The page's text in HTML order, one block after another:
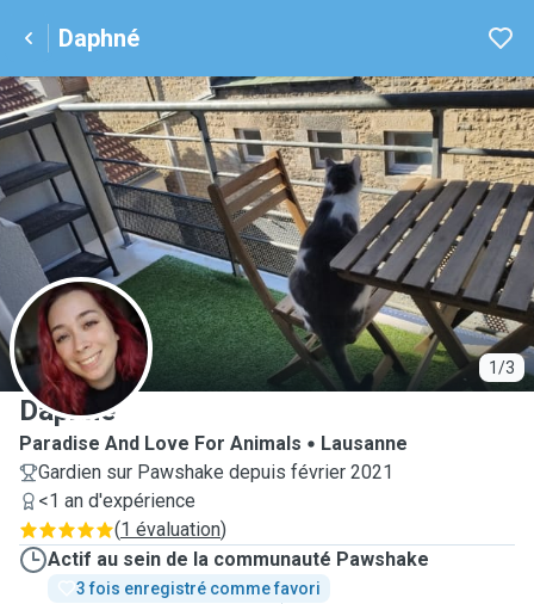
Daphné
1/3
D
Daphné
Paradise And Love For Animals
Lausanne
Gardien sur Pawshake depuis février 2021
<1 an d'expérience
(1 évaluation)
Actif au sein de la communauté Pawshake
3 fois enregistré comme favori